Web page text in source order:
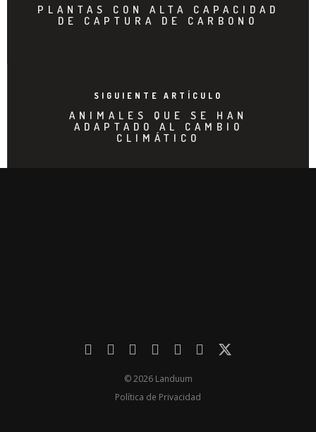
PLANTAS CON ALTA CAPACIDAD
DE CAPTURA DE CARBONO
SIGUIENTE ARTÍCULO
ANIMALES QUE SE HAN
ADAPTADO AL CAMBIO
CLIMÁTICO
© 2026 Landuum
Política de Privacidad